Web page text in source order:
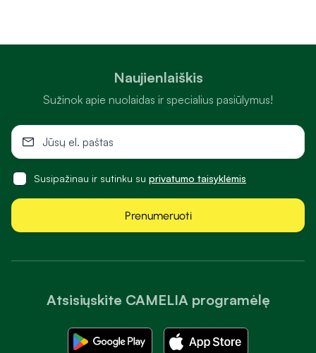
Atsisiųskite CAMELIA programėlę
Naujienlaiškis
Sužinok apie nuolaidas ir specialius pasiūlymus!
Susipažinau ir sutinku su privatumo taisyklėmis
Prenumeruoti